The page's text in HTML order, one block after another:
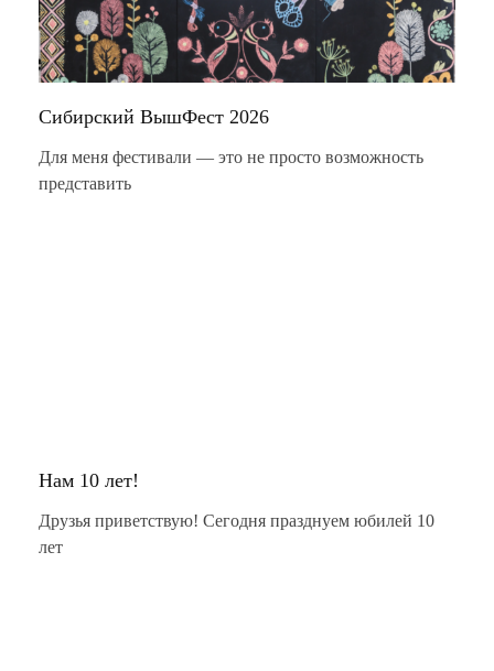
Сибирский ВышФест 2026
Для меня фестивали — это не просто возможность
представить
Нам 10 лет!
Друзья приветствую! Сегодня празднуем юбилей 10
лет